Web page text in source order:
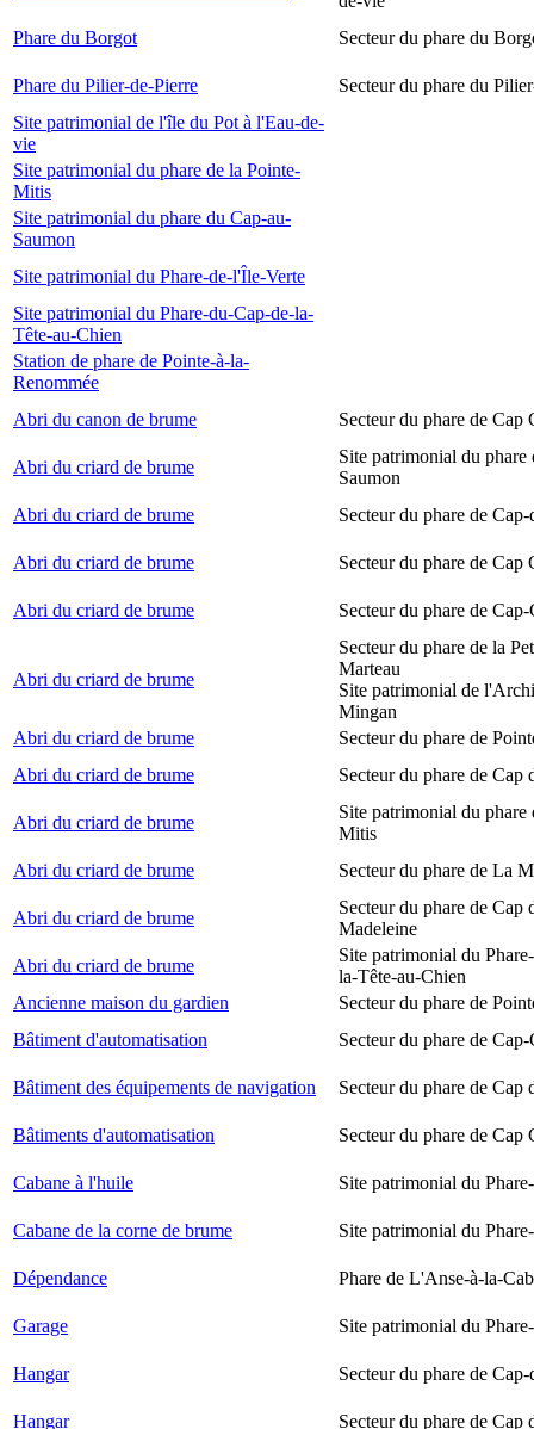
Phare du Borgot
Secteur du phare du
Phare du Pilier-de-Pierre
Secteur du phare du
Site patrimonial de l'île du Pot à l'Eau-de-
vie
Site patrimonial du phare de la Pointe-
Mitis
Site patrimonial du phare du Cap-au-
Saumon
Site patrimonial du Phare-de-l'Île-Verte
Site patrimonial du Phare-du-Cap-de-la-
Tête-au-Chien
Station de phare de Pointe-à-la-
Renommée
Abri du canon de brume
Secteur du phare de Cap
Abri du criard de brume
Site patrimonial du phare
Saumon
Abri du criard de brume
Secteur du phare de Cap-
Abri du criard de brume Secteur du phare de Cap
Abri du criard de brume Secteur du phare de Cap-
Abri du criard de brume
Secteur du phare de la
Marteau
Site patrimonial de
Mingan
Abri du criard de brume
Secteur du phare de
Abri du criard de brume
Secteur du phare de Cap
Abri du criard de brume
Site patrimonial du phare
Mitis
Abri du criard de brume
Secteur du phare de La
Abri du criard de brume
Secteur du phare de Cap
Madeleine
Abri du criard de brume
Site patrimonial du
la-Tête-au-Chien
Ancienne maison du gardien
Secteur du phare de
Bâtiment d'automatisation
Secteur du phare de Cap-
Bâtiment des équipements de navigation Secteur du phare de Cap
Bâtiments d'automatisation Secteur du phare de Cap
Cabane à l'huile Site patrimonial du
Cabane de la corne de brume Site patrimonial du
Dépendance Phare de L'Anse-à-la-
Garage Site patrimonial du
Hangar Secteur du phare de Cap-
Hangar Secteur du phare de Cap